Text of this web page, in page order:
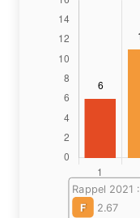
Rappel 2021 :
F
2.67